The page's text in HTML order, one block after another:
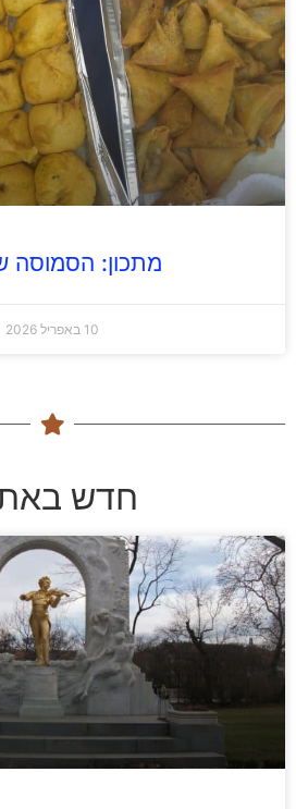
מתכון: הסמוסה
10 באפריל 2026
חדש